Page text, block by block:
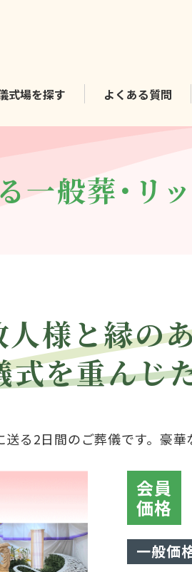
式場を探す よくある質問
一般葬・ リ
人様と縁の
式を重んじ
る2日間のご葬儀です。豪華
会員
価格
一般価